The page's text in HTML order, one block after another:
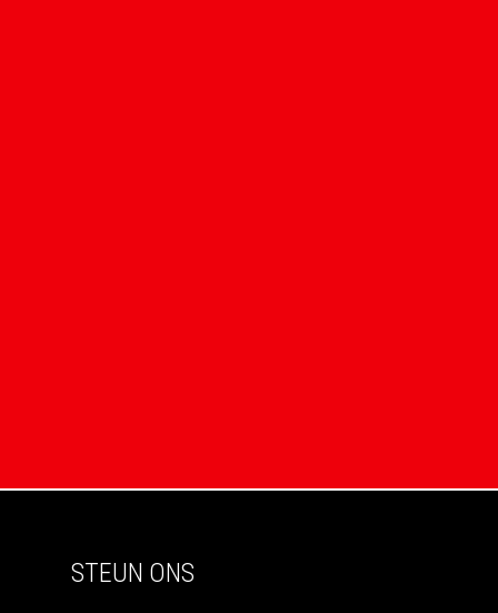
STEUN ONS